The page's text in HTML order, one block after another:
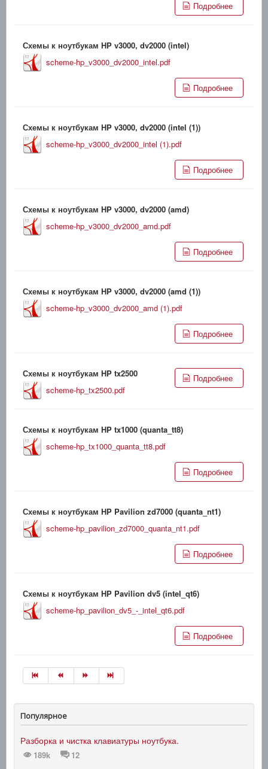
Подробнее
Схемы к ноутбукам HP v3000, dv2000 (intel)
scheme-hp_v3000_dv2000_intel.pdf
Подробнее
Схемы к ноутбукам HP v3000, dv2000 (intel (1))
scheme-hp_v3000_dv2000_intel (1).pdf
Подробнее
Схемы к ноутбукам HP v3000, dv2000 (amd)
scheme-hp_v3000_dv2000_amd.pdf
Подробнее
Схемы к ноутбукам HP v3000, dv2000 (amd (1))
scheme-hp_v3000_dv2000_amd (1).pdf
Подробнее
Схемы к ноутбукам HP tx2500
scheme-hp_tx2500.pdf
Подробнее
Схемы к ноутбукам HP tx1000 (quanta_tt8)
scheme-hp_tx1000_quanta_tt8.pdf
Подробнее
Схемы к ноутбукам HP Pavilion zd7000 (quanta_nt1)
scheme-hp_pavilion_zd7000_quanta_nt1.pdf
Подробнее
Схемы к ноутбукам HP Pavilion dv5 (intel_qt6)
scheme-hp_pavilion_dv5_-_intel_qt6.pdf
Подробнее
Популярное
Разборка и чистка клавиатуры ноутбука.
189k 12